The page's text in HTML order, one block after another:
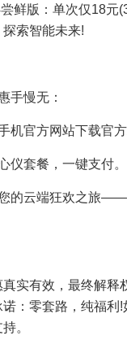
尝鲜版：单次仅18
索智能未来!
手慢无：
机官方网站下载官方
仪套餐，一键支付。
的云端狂欢之旅
实有效，最终解释
：零套路，纯福利!
。